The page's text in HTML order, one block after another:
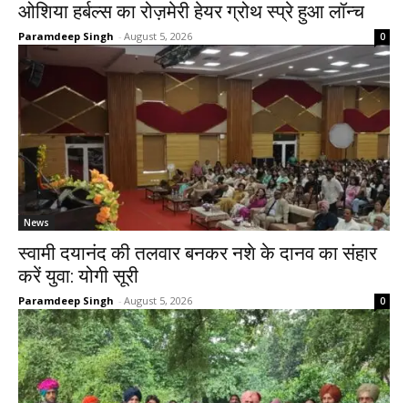
ओशिया हर्बल्स का रोज़मेरी हेयर ग्रोथ स्प्रे हुआ लॉन्च
Paramdeep Singh - August 5, 2026 0
News
स्वामी दयानंद की तलवार बनकर नशे के दानव का संहार
करें युवा: योगी सूरी
Paramdeep Singh - August 5, 2026 0